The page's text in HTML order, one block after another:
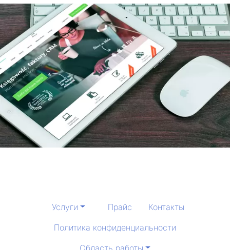
Услуги Прайс
Контакты
Политика конфиденциальности
Область работы